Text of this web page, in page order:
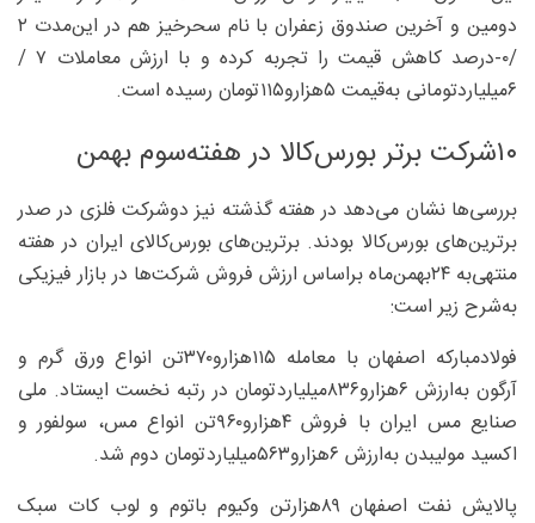
دومین و آخرین صندوق زعفران با نام سحرخیز هم در این‌مدت ۲
/۰-‌درصد کاهش قیمت را تجربه کرده و با ارزش معاملات ۷ /
۶‌میلیارد‌تومانی به‌قیمت ۵هزارو۱۱۵‌تومان رسیده است.
۱۰شرکت برتر بورس‌کالا در هفته‌سوم بهمن
بررسی‌ها نشان می‌دهد در هفته گذشته نیز دوشرکت فلزی در صدر
برترین‌های بورس‌کالا بودند. برترین‌های بورس‌کالای ایران در هفته
منتهی‌به ‌۲۴بهمن‌ماه براساس ارزش فروش شرکت‌ها در بازار فیزیکی
به‌شرح زیر است:
فولادمبارکه اصفهان با معامله ۱۱۵‌هزارو۳۷۰‌تن انواع ورق گرم و
آرگون به‌ارزش ۶‌هزارو۸۳۶‌میلیارد‌تومان در رتبه نخست ایستاد. ملی
صنایع مس ایران با فروش ۴‌هزارو۹۶۰‌تن انواع مس، سولفور و
اکسید مولیبدن به‌ارزش ۶‌هزارو۵۶۳‌میلیارد‌تومان دوم شد.
پالایش نفت اصفهان ۸۹‌هزار‌تن وکیوم باتوم و لوب کات سبک